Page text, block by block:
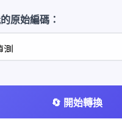
原始編碼：
🔄 開始轉換